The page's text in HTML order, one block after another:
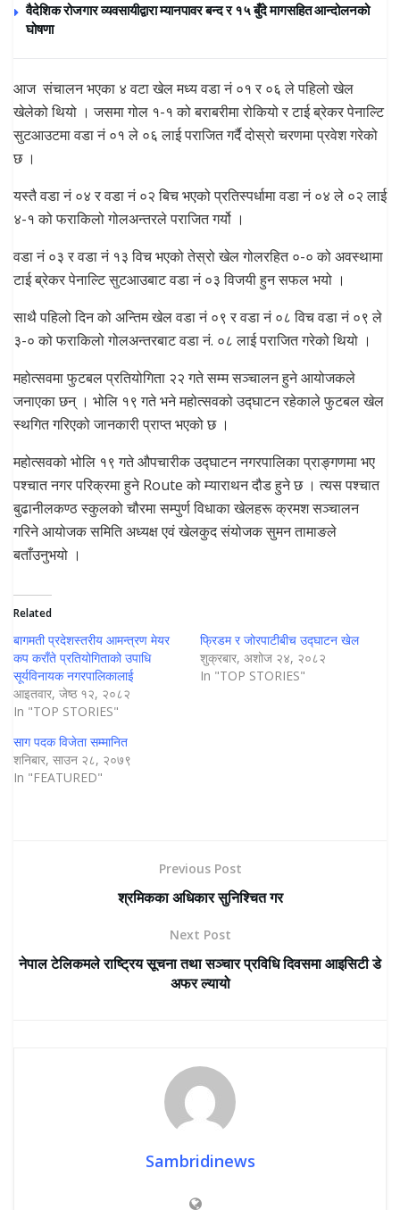
वैदेशिक रोजगार व्यवसायीद्वारा म्यानपावर बन्द र १५ बुँदे मागसहित आन्दोलनको
घोषणा
आज संचालन भएका ४ वटा खेल मध्य वडा नं ०१ र ०६ ले पहिलो खेल
खेलेको थियो । जसमा गोल १-१ को बराबरीमा रोकियो र टाई ब्रेकर पेनाल्टि
सुटआउटमा वडा नं ०१ ले ०६ लाई पराजित गर्दै दोस्रो चरणमा प्रवेश गरेको
छ ।
यस्तै वडा नं ०४ र वडा नं ०२ बिच भएको प्रतिस्पर्धामा वडा नं ०४ ले ०२ लाई
४-१ को फराकिलो गोलअन्तरले पराजित गर्यो ।
वडा नं ०३ र वडा नं १३ विच भएको तेस्रो खेल गोलरहित ०-० को अवस्थामा
टाई ब्रेकर पेनाल्टि सुटआउबाट वडा नं ०३ विजयी हुन सफल भयो ।
साथै पहिलो दिन को अन्तिम खेल वडा नं ०९ र वडा नं ०८ विच वडा नं ०९ ले
३-० को फराकिलो गोलअन्तरबाट वडा नं. ०८ लाई पराजित गरेको थियो ।
महोत्सवमा फुटबल प्रतियोगिता २२ गते सम्म सञ्चालन हुने आयोजकले
जनाएका छन् । भोलि १९ गते भने महोत्सवको उद्घाटन रहेकाले फुटबल खेल
स्थगित गरिएको जानकारी प्राप्त भएको छ ।
महोत्सवको भोलि १९ गते औपचारीक उद्घाटन नगरपालिका प्राङ्गणमा भए
पश्चात नगर परिक्रमा हुने Route को म्याराथन दौड हुने छ । त्यस पश्चात
बुढानीलकण्ठ स्कुलको चौरमा सम्पुर्ण विधाका खेलहरू क्रमश सञ्चालन
गरिने आयोजक समिति अध्यक्ष एवं खेलकुद संयोजक सुमन तामाङले
बताँउनुभयो ।
Related
बागमती प्रदेशस्तरीय आमन्त्रण मेयर
कप कराँते प्रतियोगिताको उपाधि
सूर्यविनायक नगरपालिकालाई
आइतवार, जेष्ठ १२, २०८२
In "TOP STORIES"
फ्रिडम र जोरपाटीबीच उद्घाटन खेल
शुक्रबार, अशोज २४, २०८२
In "TOP STORIES"
साग पदक विजेता सम्मानित
शनिबार, साउन २८, २०७९
In "FEATURED"
Previous Post
श्रमिकका अधिकार सुनिश्चित गर
Next Post
नेपाल टेलिकमले राष्ट्रिय सूचना तथा सञ्चार प्रविधि दिवसमा आइसिटी डे
अफर ल्यायो
Sambridinews